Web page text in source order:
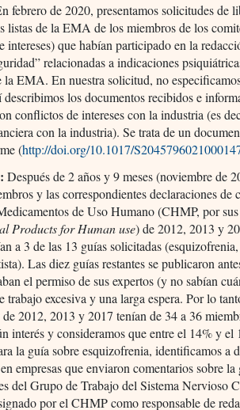
febrero de 2020, presentamos solicitudes de
listas de la EMA de los miembros de los
intereses) que habían participado en la
relacionadas a indicaciones
la EMA. En nuestra solicitud, no
los documentos recibidos e
conflictos de intereses con la industria (es
con la industria). Se trata de un
(http://doi.org/10.1017/
Después de 2 años y 9 meses (noviembre de
y las correspondientes declaraciones de
de Uso Humano (CHMP, por
Products for Human use) de 2012, 2013 y
a 3 de las 13 guías solicitadas
Las diez guías restantes se publicaron
el permiso de sus expertos (y no sabían
trabajo excesiva y una larga espera. Por lo
2012, 2013 y 2017 tenían de 34 a 36
interés y consideramos que entre el 14% y el
la guía sobre esquizofrenia, identificamos a
empresas que enviaron comentarios sobre
del Grupo de Trabajo del Sistema Nervioso
por el CHMP como responsable de